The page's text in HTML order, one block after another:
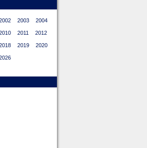
2003 2004
2011 2012
2019 2020